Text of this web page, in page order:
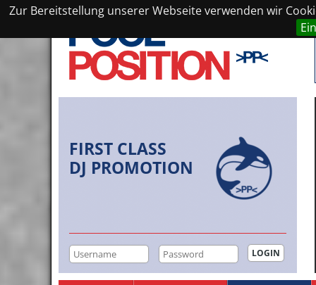
Zur Bereitstellung unserer Webseite verwenden wir
FIRST CLASS
DJ PROMOTION